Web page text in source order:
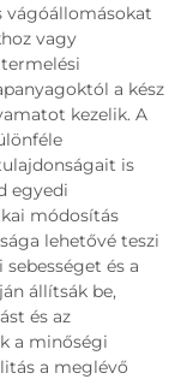
vágóállomásokat
vagy
a kész
kezelik. A
is
egyedi
módosítás
lehetővé teszi
és a
állítsák be,
és az
a minőségi
a meglévő